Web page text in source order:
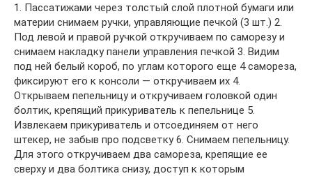
1. Пассатижами через толстый слой плотной бумаги или
материи снимаем ручки, управляющие печкой (3 шт.) 2.
Под левой и правой ручкой откручиваем по саморезу и
снимаем накладку панели управления печкой 3. Видим
под ней белый короб, по углам которого еще 4 самореза,
фиксируют его к консоли — откручиваем их 4.
Открываем пепельницу и откручиваем головкой один
болтик, крепящий прикуриватель к пепельнице 5.
Извлекаем прикуриватель и отсоединяем от него
штекер, не забыв про подсветку 6. Снимаем пепельницу.
Для этого откручиваем два самореза, крепящие ее
сверху и два болтика снизу, доступ к которым